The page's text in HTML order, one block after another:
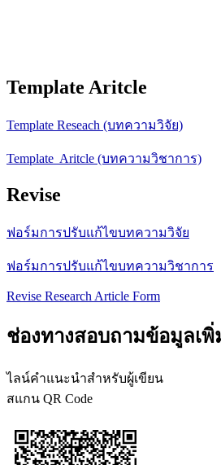
Template Aritcle
Template Reseach (บทความวิจัย)
Template Aritcle (บทความวิชาการ)
Revise
ฟอร์มการปรับแก้ไขบทความวิจัย
ฟอร์มการปรับแก้ไขบทความวิชาการ
Revise Research Article Form
ช่องทางสอบถามข้อมูลเพิ่
ไลน์คำแนะนำสำหรับผู้เขียน
สแกน QR Code